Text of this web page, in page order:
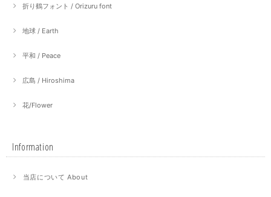
折り鶴フォント / Orizuru font
地球 / Earth
平和 / Peace
広島 / Hiroshima
花/Flower
Information
当店について About